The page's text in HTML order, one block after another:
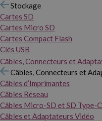
Stockage
Cartes SD
Cartes Micro SD
Cartes Compact Flash
Clés USB
Câbles, Connecteurs et
Câbles, Connecteurs et
Câbles d’Imprimantes
Câbles Réseau
Câbles Micro-SD et SD Type-C
Câbles et Adaptateurs Vidéo